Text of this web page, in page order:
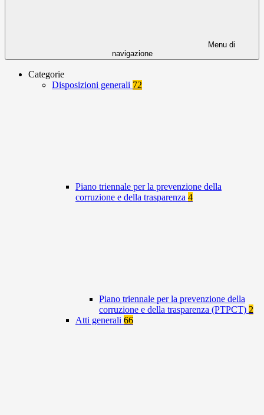
Menu di
navigazione
Categorie
Disposizioni generali 72
Piano triennale per la prevenzione della
corruzione e della trasparenza 4
Piano triennale per la prevenzione della
corruzione e della trasparenza (PTPCT) 2
Atti generali 66